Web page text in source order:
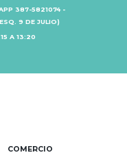
387-5821074 -
9 DE JULIO)
A 13:20
COMERCIO